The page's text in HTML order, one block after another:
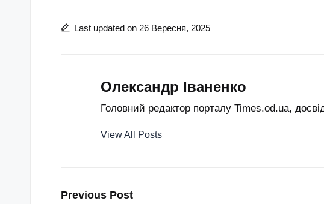
Last updated on 26 Вересня, 2025
Олександр Іваненко
Головний редактор порталу Times.od.ua,
View All Posts
Post
Previous Post